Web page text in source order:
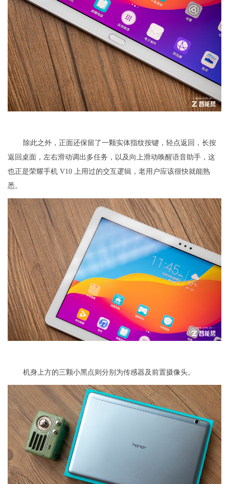
除此之外，正面还保留了一颗实体指纹按键，轻点返回，长按
返回桌面，左右滑动调出多任务，以及向上滑动唤醒语音助手，这
也正是荣耀手机 V10 上用过的交互逻辑，老用户应该很快就能熟
悉。
机身上方的三颗小黑点则分别为传感器及前置摄像头。